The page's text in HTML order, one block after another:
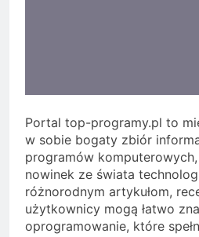
Portal top-programy.pl to
w sobie bogaty zbiór
programów
nowinek ze świata
różnorodnym artykułom,
użytkownicy mogą łatwo
oprogramowanie, które